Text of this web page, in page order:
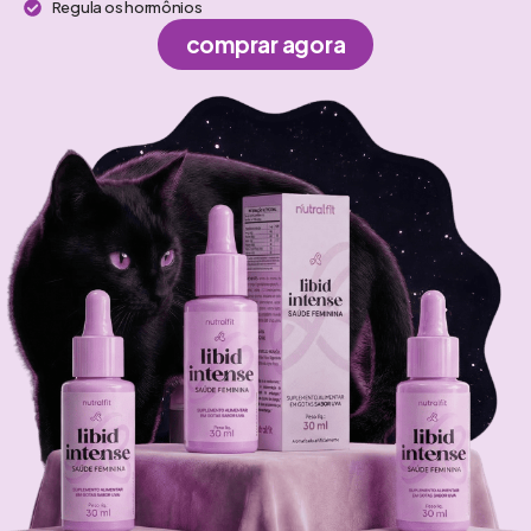
Regula os hormônios
comprar agora